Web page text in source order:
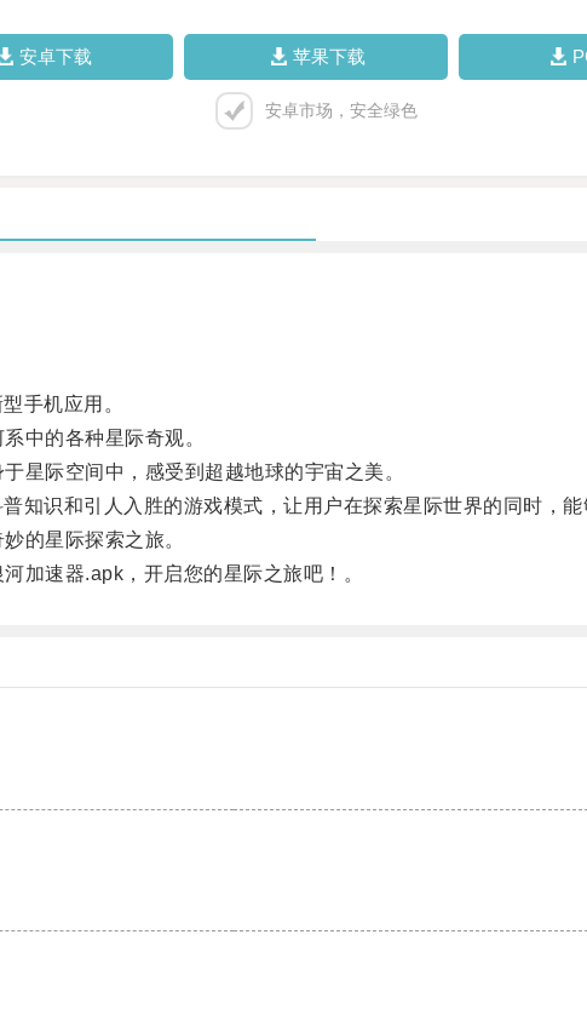
安卓下载 苹果下载
安卓市场，安全绿色
手机应用。
中的各种星际奇观。
际空间中，感受到超越地球的宇宙之美。
识和引人入胜的游戏模式，让用户在探索星际世界的同时，能
的星际探索之旅。
速器.apk，开启您的星际之旅吧！。